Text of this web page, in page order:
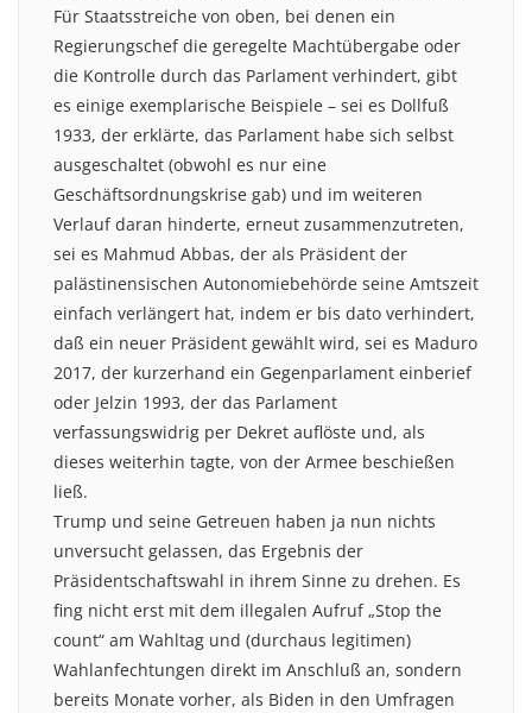
Für Staatsstreiche von oben, bei denen ein
Regierungschef die geregelte Machtübergabe oder
die Kontrolle durch das Parlament verhindert, gibt
es einige exemplarische Beispiele – sei es Dollfuß
1933, der erklärte, das Parlament habe sich selbst
ausgeschaltet (obwohl es nur eine
Geschäftsordnungskrise gab) und im weiteren
Verlauf daran hinderte, erneut zusammenzutreten,
sei es Mahmud Abbas, der als Präsident der
palästinensischen Autonomiebehörde seine Amtszeit
einfach verlängert hat, indem er bis dato verhindert,
daß ein neuer Präsident gewählt wird, sei es Maduro
2017, der kurzerhand ein Gegenparlament einberief
oder Jelzin 1993, der das Parlament
verfassungswidrig per Dekret auflöste und, als
dieses weiterhin tagte, von der Armee beschießen
ließ.
Trump und seine Getreuen haben ja nun nichts
unversucht gelassen, das Ergebnis der
Präsidentschaftswahl in ihrem Sinne zu drehen. Es
fing nicht erst mit dem illegalen Aufruf „Stop the
count“ am Wahltag und (durchaus legitimen)
Wahlanfechtungen direkt im Anschluß an, sondern
bereits Monate vorher, als Biden in den Umfragen